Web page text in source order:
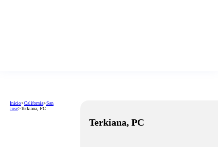
Inicio>California>San
Jose>Terkiana, PC
Terkiana, PC